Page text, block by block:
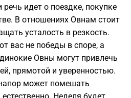
речь идет о поездке, покупке
В отношениях Овнам стоит
усталость в резкость.
вас не победы в споре, а
Овны могут привлечь
прямотой и уверенностью.
может помешать